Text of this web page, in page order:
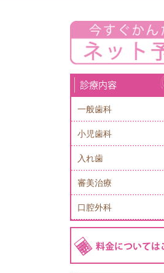
診療内容
一般歯科
小児歯科
入れ歯
審美治療
口腔外科